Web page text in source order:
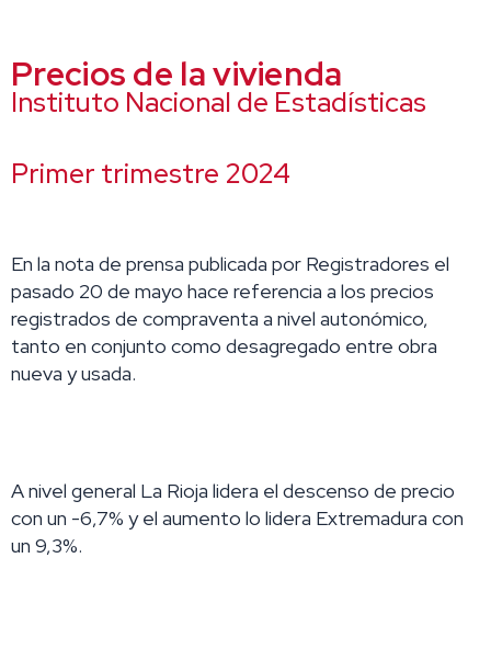
Precios de la vivienda
Instituto Nacional de Estadísticas
Primer trimestre 2024
En la nota de prensa publicada por Registradores el
pasado 20 de mayo hace referencia a los precios
registrados de compraventa a nivel autonómico,
tanto en conjunto como desagregado entre obra
nueva y usada.
A nivel general La Rioja lidera el descenso de precio
con un -6,7% y el aumento lo lidera Extremadura con
un 9,3%.